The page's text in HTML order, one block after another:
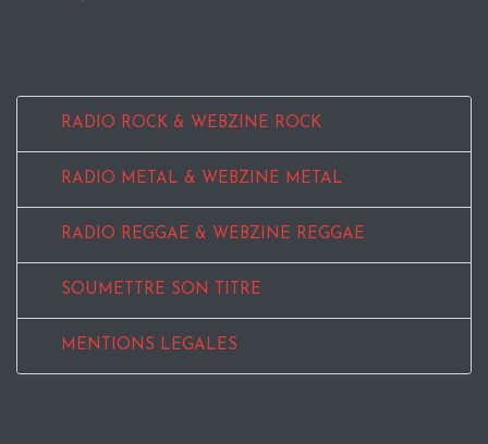
RADIO ROCK & WEBZINE ROCK
RADIO METAL & WEBZINE METAL
RADIO REGGAE & WEBZINE REGGAE
SOUMETTRE SON TITRE
MENTIONS LEGALES